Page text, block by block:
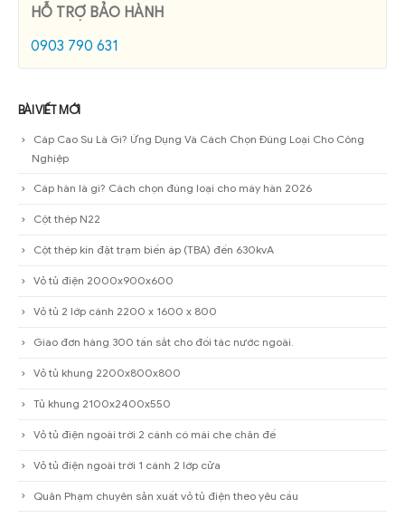
HỖ TRỢ BẢO HÀNH
0903 790 631
BÀI VIẾT MỚI
Cáp Cao Su Là Gì? Ứng Dụng Và Cách Chọn Đúng Loại Cho Công
Nghiệp
Cáp hàn là gì? Cách chọn đúng loại cho máy hàn 2026
Cột thép N22
Cột thép kín đặt trạm biến áp (TBA) đến 630kvA
Vỏ tủ điện 2000x900x600
Vỏ tủ 2 lớp cánh 2200 x 1600 x 800
Giao đơn hàng 300 tấn sắt cho đối tác nước ngoài.
Vỏ tủ khung 2200x800x800
Tủ khung 2100x2400x550
Vỏ tủ điện ngoài trời 2 cánh có mái che chân đế
Vỏ tủ điện ngoài trời 1 cánh 2 lớp cửa
Quân Phạm chuyên sản xuất vỏ tủ điện theo yêu cầu